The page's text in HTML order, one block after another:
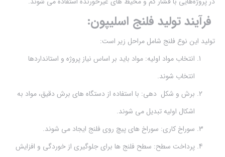
فرآیند تولید فلنج اسلیپون:
تولید این نوع فلنج شامل مراحل زیر است:
انتخاب مواد اولیه: مواد باید بر اساس نیاز پروژه و استانداردها
انتخاب شوند.
برش و شکل دهی: با استفاده از دستگاه های برش دقیق، مواد به
اشکال اولیه تبدیل می شوند.
سوراخ کاری: سوراخ های پیچ روی فلنج ایجاد می شوند.
پرداخت سطح: سطح فلنج ها برای جلوگیری از خوردگی و افزایش